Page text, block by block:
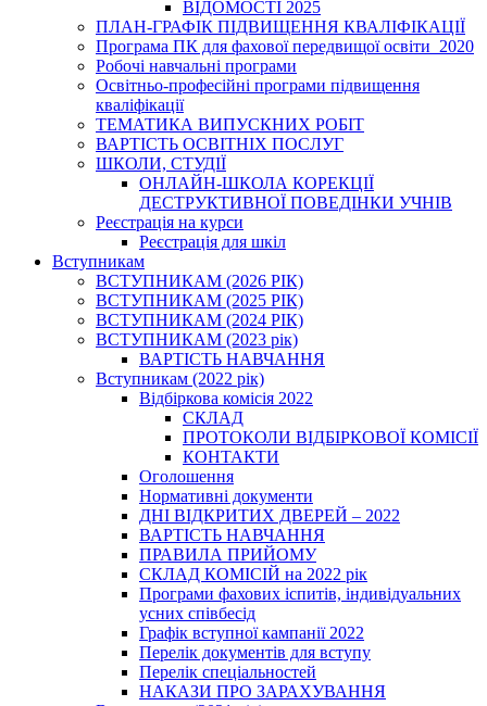
ВІДОМОСТІ 2025
ПЛАН-ГРАФІК ПІДВИЩЕННЯ КВАЛІФІКАЦІЇ
Програма ПК для фахової передвищої освіти_2020
Робочі навчальні програми
Освітньо-професійні програми підвищення
кваліфікації
ТЕМАТИКА ВИПУСКНИХ РОБІТ
ВАРТІСТЬ ОСВІТНІХ ПОСЛУГ
ШКОЛИ, СТУДІЇ
ОНЛАЙН-ШКОЛА КОРЕКЦІЇ
ДЕСТРУКТИВНОЇ ПОВЕДІНКИ УЧНІВ
Реєстрація на курси
Реєстрація для шкіл
Вступникам
ВСТУПНИКАМ (2026 РІК)
ВСТУПНИКАМ (2025 РІК)
ВСТУПНИКАМ (2024 РІК)
ВСТУПНИКАМ (2023 рік)
ВАРТІСТЬ НАВЧАННЯ
Вступникам (2022 рік)
Відбіркова комісія 2022
СКЛАД
ПРОТОКОЛИ ВІДБІРКОВОЇ КОМІСІЇ
КОНТАКТИ
Оголошення
Нормативні документи
ДНІ ВІДКРИТИХ ДВЕРЕЙ – 2022
ВАРТІСТЬ НАВЧАННЯ
ПРАВИЛА ПРИЙОМУ
СКЛАД КОМІСІЙ на 2022 рік
Програми фахових іспитів, індивідуальних
усних співбесід
Графік вступної кампанії 2022
Перелік документів для вступу
Перелік спеціальностей
НАКАЗИ ПРО ЗАРАХУВАННЯ